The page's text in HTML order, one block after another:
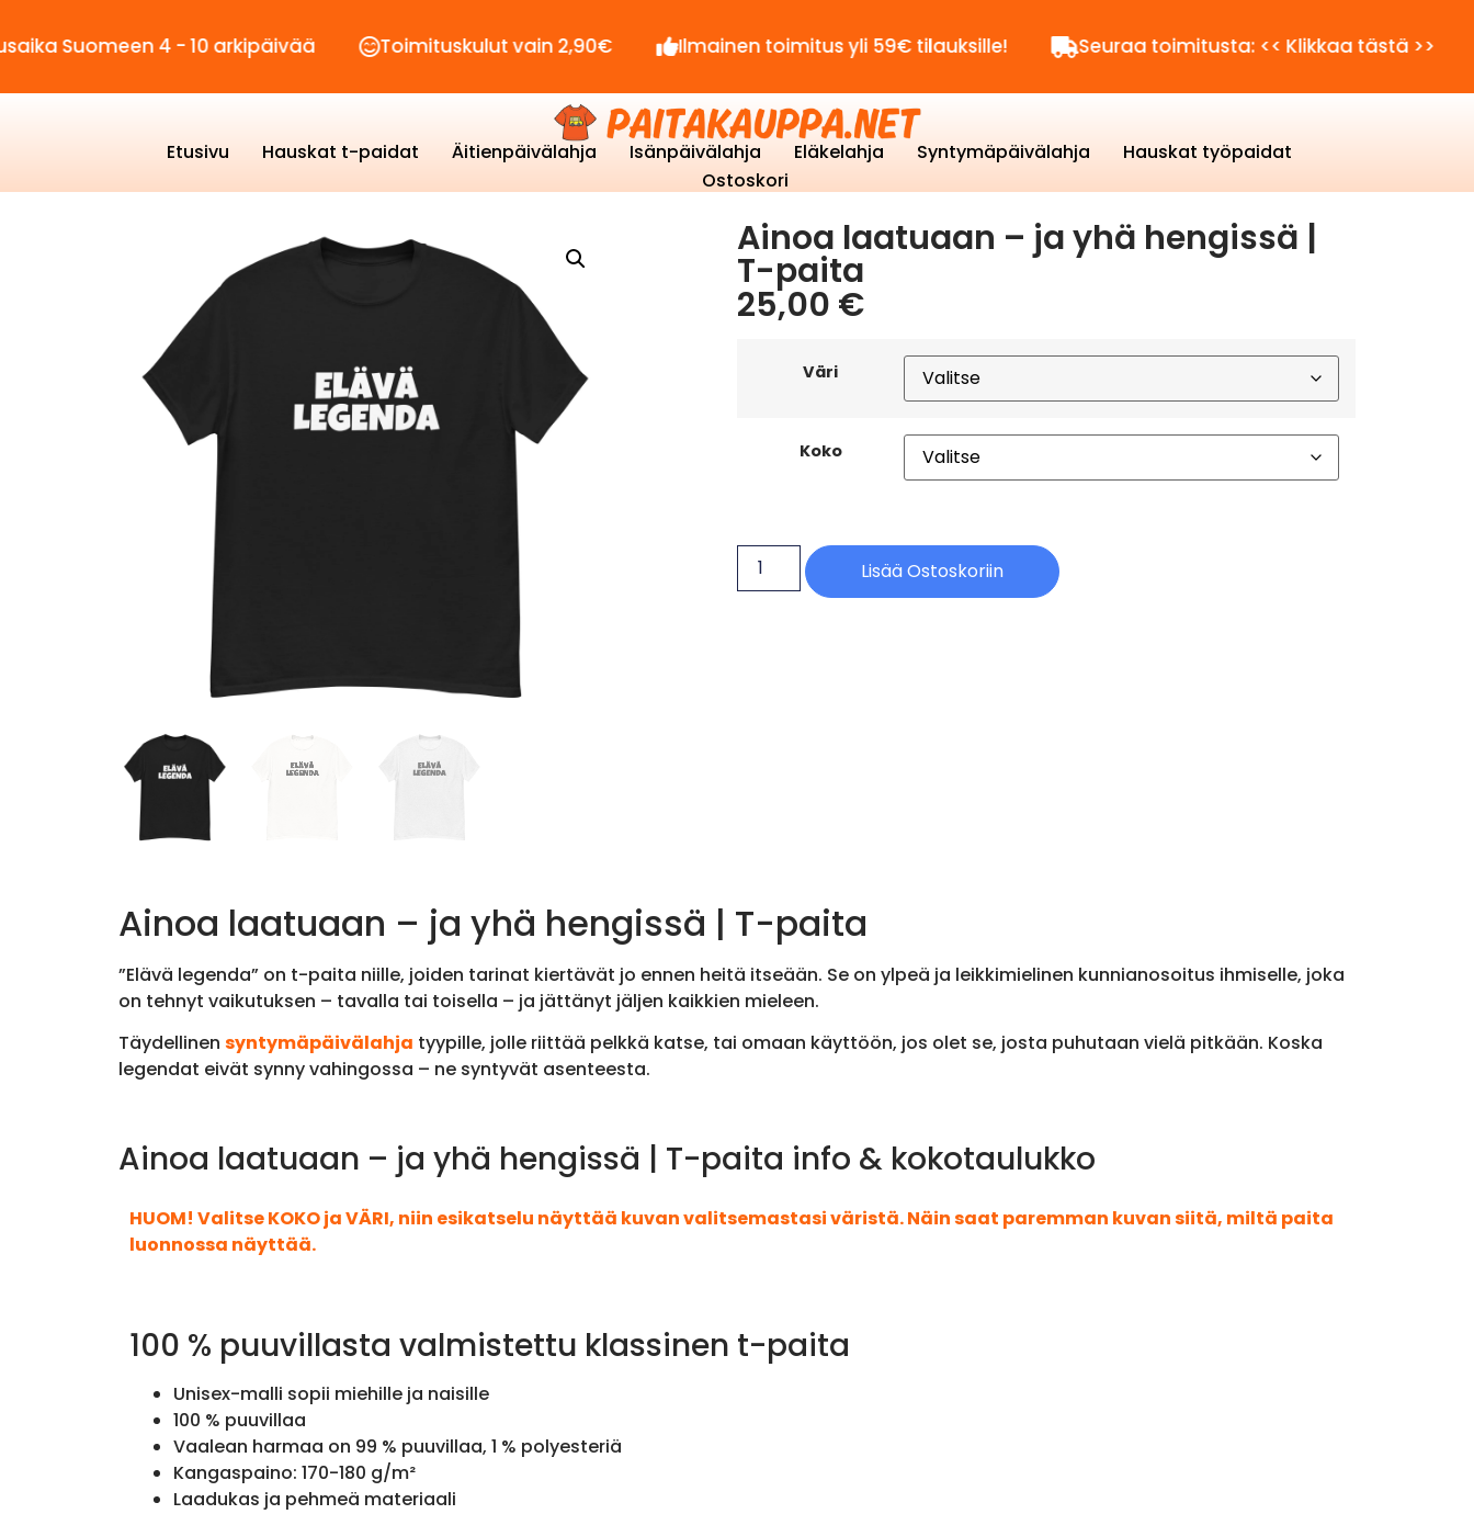
4 - 10 arkipäivää Toimituskulut vain 2,90€ Ilmainen toimitus yli 59€ tilauksille! Seuraa toimitusta: << Klikkaa tästä >>
Etusivu Hauskat t-paidat Äitienpäivälahja Isänpäivälahja Eläkelahja Syntymäpäivälahja
Hauskat työpaidat
Ostoskori
Ainoa laatuaan – ja yhä hengissä |
T-paita
25,00 €
Väri
Koko
Lisää Ostoskoriin
Ainoa laatuaan – ja yhä hengissä | T-paita
”Elävä legenda” on t-paita niille, joiden tarinat kiertävät jo ennen heitä itseään. Se on ylpeä ja leikkimielinen kunnianosoitus ihmiselle, joka
on tehnyt vaikutuksen – tavalla tai toisella – ja jättänyt jäljen kaikkien mieleen.
Täydellinen syntymäpäivälahja tyypille, jolle riittää pelkkä katse, tai omaan käyttöön, jos olet se, josta puhutaan vielä pitkään. Koska
legendat eivät synny vahingossa – ne syntyvät asenteesta.
Ainoa laatuaan – ja yhä hengissä | T-paita info & kokotaulukko
HUOM! Valitse KOKO ja VÄRI, niin esikatselu näyttää kuvan valitsemastasi väristä. Näin saat paremman kuvan siitä, miltä paita
luonnossa näyttää.
100 % puuvillasta valmistettu klassinen t-paita
Unisex-malli sopii miehille ja naisille
100 % puuvillaa
Vaalean harmaa on 99 % puuvillaa, 1 % polyesteriä
Kangaspaino: 170-180 g/m²
Laadukas ja pehmeä materiaali